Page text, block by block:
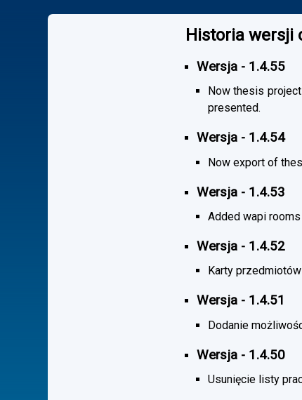
Historia wersji
Wersja - 1.4.55
Now thesis
presented.
Wersja - 1.4.54
Now export of
Wersja - 1.4.53
Added wapi
Wersja - 1.4.52
Karty
Wersja - 1.4.51
Dodanie
Wersja - 1.4.50
Usunięcie listy